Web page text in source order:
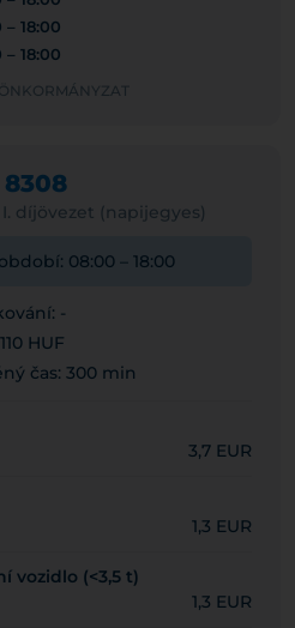
– 18:00
– 18:00
8308
díjövezet (napijegyes)
08:00 – 18:00
-
HUF
čas: 300 min
3,7 EUR
1,3 EUR
vozidlo (<3,5 t)
1,3 EUR